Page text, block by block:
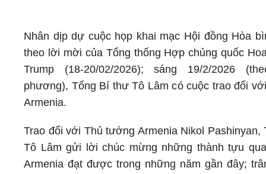
Nhân dịp dự cuộc họp khai mạc Hội đồng Hòa
theo lời mời của Tổng thống Hợp chủng quốc
Trump (18-20/02/2026); sáng 19/2/2026
phương), Tổng Bí thư Tô Lâm có cuộc trao đổi
Armenia.
Trao đổi với Thủ tướng Armenia Nikol Pashinyan,
Tô Lâm gửi lời chúc mừng những thành tựu
Armenia đạt được trong những năm gần đây;